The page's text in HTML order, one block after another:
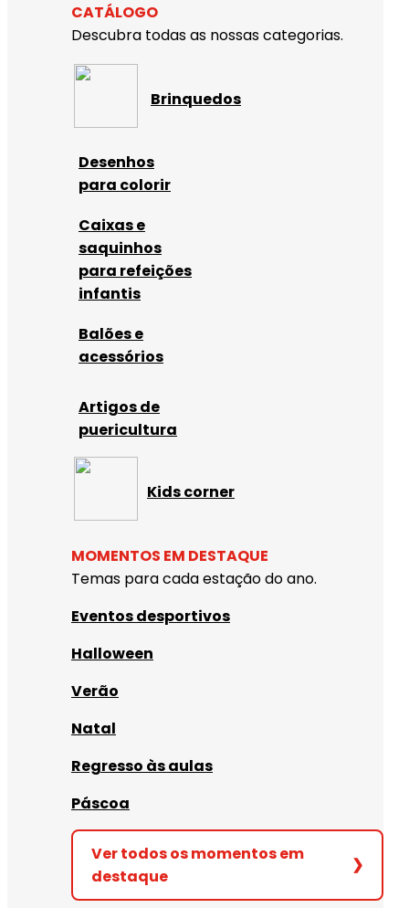
CATÁLOGO
Descubra todas as nossas categorias.
Brinquedos
Desenhos
para colorir
Caixas e
saquinhos
para refeições
infantis
Balões e
acessórios
Artigos de
puericultura
Kids corner
MOMENTOS EM DESTAQUE
Temas para cada estação do ano.
Eventos desportivos
Halloween
Verão
Natal
Regresso às aulas
Páscoa
Ver todos os momentos em
destaque
❯